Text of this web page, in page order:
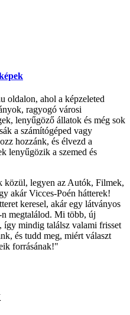
oldalon, ahol a képzeleted
ragyogó városi
lenyűgöző állatok és még sok
a számítógéped vagy
hozzánk, és élvezd a
lenyűgözik a szemed és
közül, legyen az Autók, Filmek,
akár Vicces-Poén hátterek!
keresel, akár egy látványos
megtalálod. Mi több, új
így mindig találsz valami frisset
és tudd meg, miért választ
forrásának!"